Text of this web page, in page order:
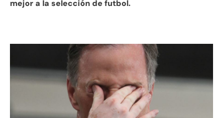
mejor a la selección de futbol.